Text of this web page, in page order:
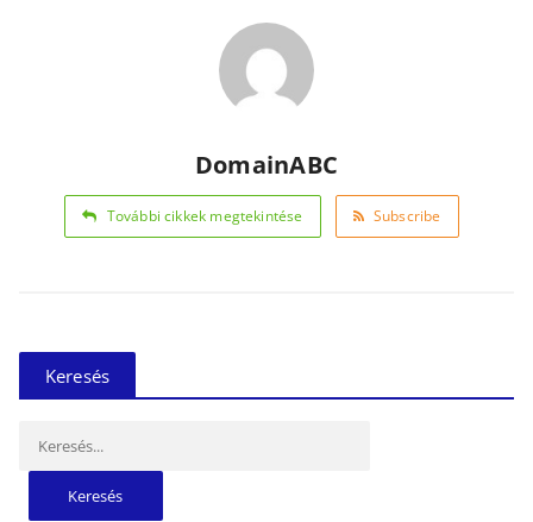
DomainABC
További cikkek megtekintése Subscribe
Keresés